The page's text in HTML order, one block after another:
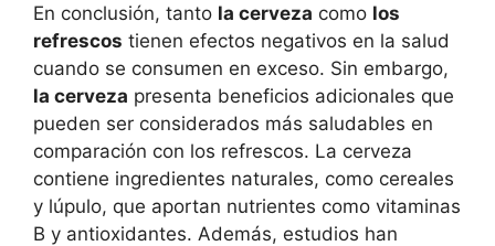
En conclusión, tanto la cerveza como los
refrescos tienen efectos negativos en la salud
cuando se consumen en exceso. Sin embargo,
la cerveza presenta beneficios adicionales que
pueden ser considerados más saludables en
comparación con los refrescos. La cerveza
contiene ingredientes naturales, como cereales
y lúpulo, que aportan nutrientes como vitaminas
B y antioxidantes. Además, estudios han